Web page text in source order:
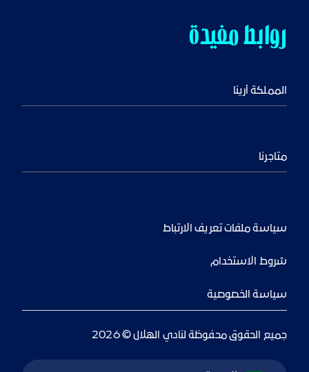
روابط مفيدة
المملكة أرينا
متاجرنا
سياسة ملفات تعريف الارتباط
شروط الاستخدام
سياسة الخصوصية
جميع الحقوق محفوظة لنادي الهلال © 2026
Language Switcher